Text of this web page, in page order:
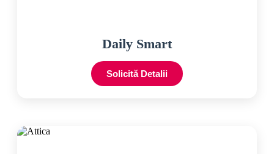
Daily Smart
Solicită Detalii